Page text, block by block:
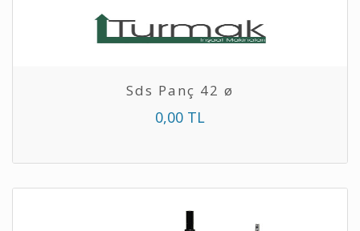
Sds Panç 42 ø
0,00 TL